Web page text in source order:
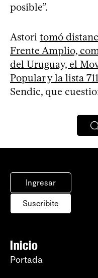
posible”.
Astori tomó
Frente Amplio,
del Uruguay, el
Popular y la lista 711
Sendic, que
Ingresar
Suscribite
Inicio
Portada